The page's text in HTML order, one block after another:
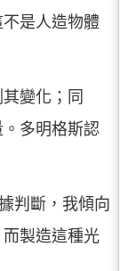
是人造物體
變化；同
多明格斯認
判斷，我傾向
製造這種光